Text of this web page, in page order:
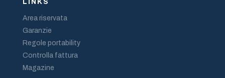
LINKS
Area riservata
Garanzie
Regole portability
Controlla fattura
Magazine